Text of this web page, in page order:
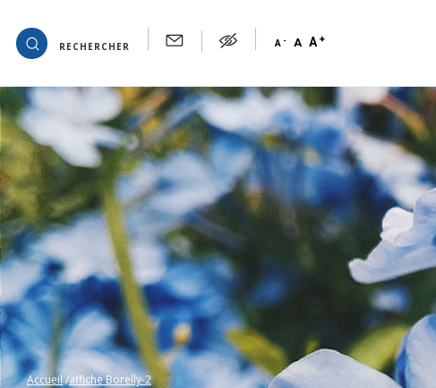
RECHERCHER A - A A+
Accueil affiche Borelly-2